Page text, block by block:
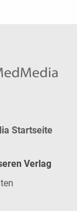
Startseite
Verlag